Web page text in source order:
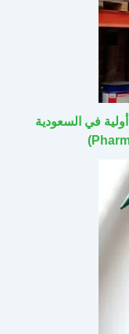
في السعودية